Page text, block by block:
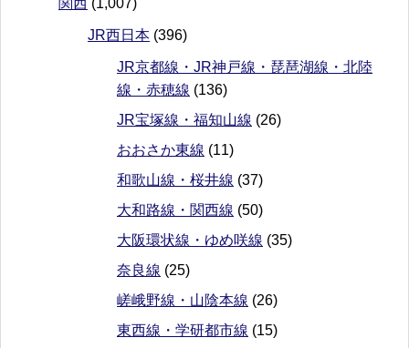
関西 (1,007)
JR西日本 (396)
JR京都線・JR神戸線・琵琶湖線・北陸
線・赤穂線 (136)
JR宝塚線・福知山線 (26)
おおさか東線 (11)
和歌山線・桜井線 (37)
大和路線・関西線 (50)
大阪環状線・ゆめ咲線 (35)
奈良線 (25)
嵯峨野線・山陰本線 (26)
東西線・学研都市線 (15)